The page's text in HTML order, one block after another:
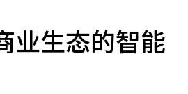
业生态的智能